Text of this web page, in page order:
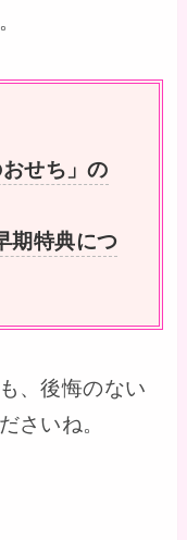
せち」の
期特典につ
、後悔のない
さいね。